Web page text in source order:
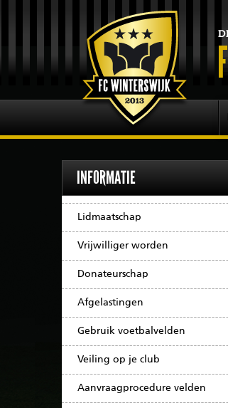
INFORMATIE
Lidmaatschap
Vrijwilliger worden
Donateurschap
Afgelastingen
Gebruik voetbalvelden
Veiling op je club
Aanvraagprocedure velden